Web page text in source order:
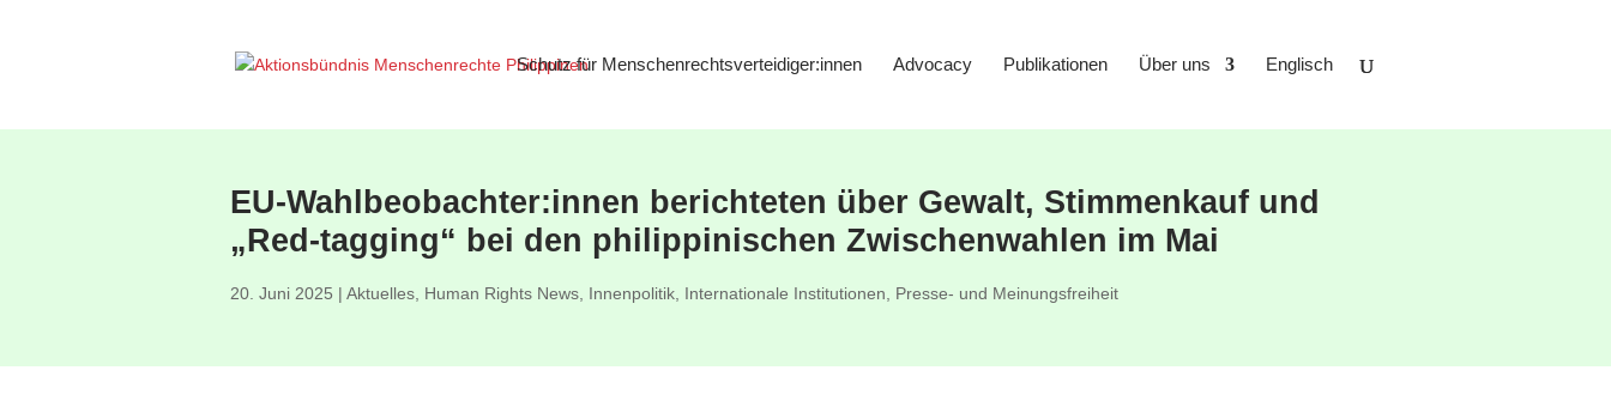
Schutz für Menschenrechtsverteidiger:innen Advocacy Publikationen Über uns Englisch
EU-Wahlbeobachter:innen berichteten über Gewalt, Stimmenkauf und
„Red-tagging“ bei den philippinischen Zwischenwahlen im Mai
20. Juni 2025 | Aktuelles Human Rights News Innenpolitik Internationale Institutionen Presse- und Meinungsfreiheit